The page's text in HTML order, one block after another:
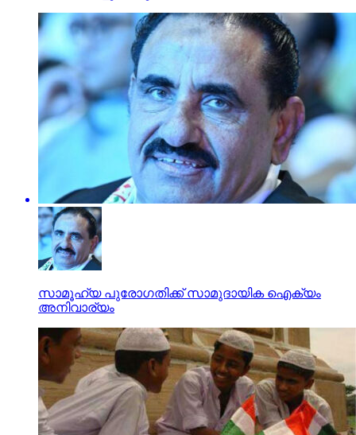
സാമൂഹ്യ പുരോഗതിക്ക് സാമുദായിക ഐക്യം
അനിവാര്യം